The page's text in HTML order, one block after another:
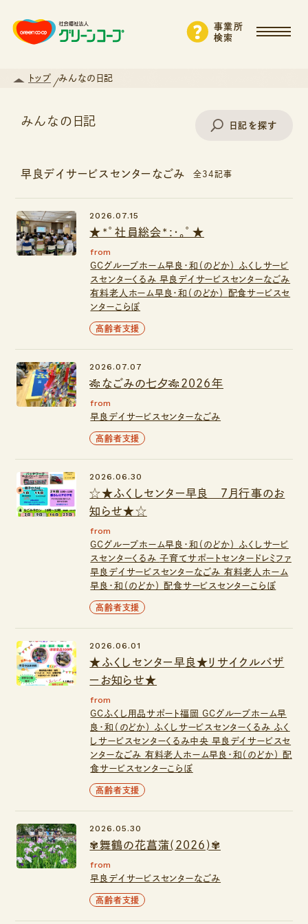
事業所
検索
トップ みんなの日記
みんなの日記 日記を探す
エリアから探す
支援・サービスから探す
早良デイサービスセンターなごみ 全34記事
★*ﾟ社員総会*:･｡ﾟ★
2026.07.15
from
GCグループホーム早良・和（のどか） ふくしサービ
スセンターくるみ早良デイサービスセンターなごみ
有料老人ホーム早良・和（のどか） 配食サービスセ
ンターこらぼ
高齢者支援
🎋なごみの七夕🎋2026年
2026.07.07
from
早良デイサービスセンターなごみ
高齢者支援
☆★ふくしセンター早良 ７月行事のお
知らせ★☆
2026.06.30
from
GCグループホーム早良・和（のどか） ふくしサービ
スセンターくるみ子育てサポートセンタードレミファ
早良デイサービスセンターなごみ 有料老人ホーム
早良・和（のどか）配食サービスセンターこらぼ
高齢者支援
★ふくしセンター早良★リサイクルバザ
ーお知らせ★
2026.06.01
from
GCふくし用品サポート福岡GCグループホーム早
良・和（のどか） ふくしサービスセンターくるみ ふく
しサービスセンターくるみ中央早良デイサービスセ
ンターなごみ 有料老人ホーム早良・和（のどか）配
食サービスセンターこらぼ
高齢者支援
✾舞鶴の花菖蒲(2026)✾
2026.05.30
from
早良デイサービスセンターなごみ
高齢者支援